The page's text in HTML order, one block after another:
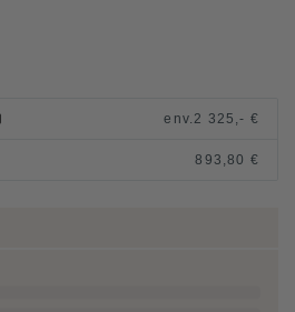
env.2 325,- €
893,80 €